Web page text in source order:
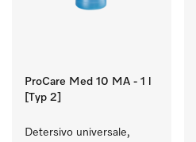
ProCare Med 10 MA - 1 l
[Typ 2]
Detersivo universale,